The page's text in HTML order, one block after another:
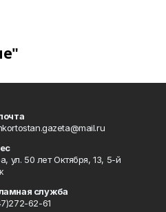
ул. 50 лет Октября, 13, 5-й
служба
62-61